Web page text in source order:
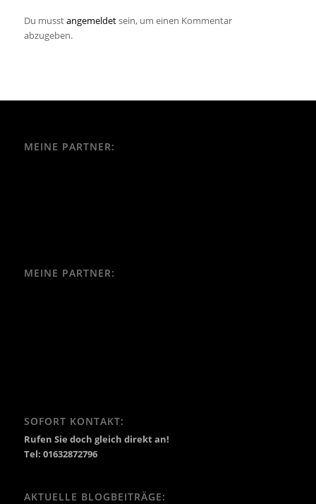
Du musstangemeldetsein, um einen Kommentar
abzugeben.
MEINE PARTNER:
MEINE PARTNER:
SOFORT KONTAKT:
Rufen Sie doch gleich direkt an!
Tel: 01632872796
AKTUELLE BLOGBEITRÄGE: